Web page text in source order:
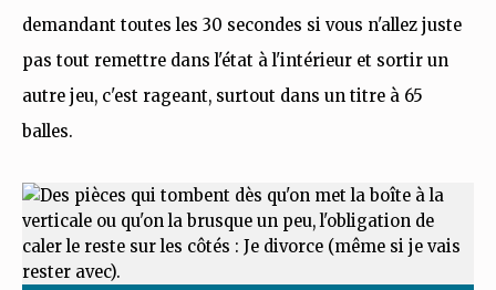
demandant toutes les 30 secondes si vous n'allez juste
pas tout remettre dans l'état à l'intérieur et sortir un
autre jeu, c'est rageant, surtout dans un titre à 65
balles.